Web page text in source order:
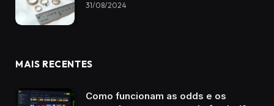
31/08/2024
MAIS RECENTES
Como funcionam as odds e os